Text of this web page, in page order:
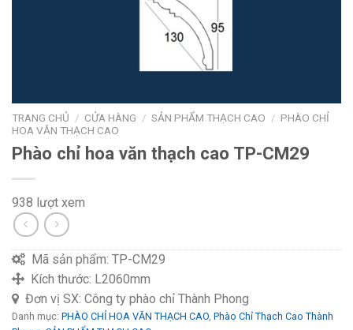
TRANG CHỦ / CỬA HÀNG / SẢN PHẨM THẠCH CAO / PHÀO CHỈ
HOA VĂN THẠCH CAO
Phào chỉ hoa văn thạch cao TP-CM29
938 lượt xem
Mã sản phẩm: TP-CM29
Kích thước: L2060mm
Đơn vị SX: Công ty phào chỉ Thành Phong
Danh mục: PHÀO CHỈ HOA VĂN THẠCH CAO, Phào Chỉ Thạch Cao Thành